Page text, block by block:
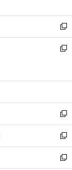
開
く
ウ
で
開
く
ン
ド
ウ
で
ウ
ィ
ン
ド
開
新
し
い
ン
ウ
で
開
く
新
ウ
ン
ド
ウ
で
開
く
新
し
い
ウ
ィ
新
し
い
新